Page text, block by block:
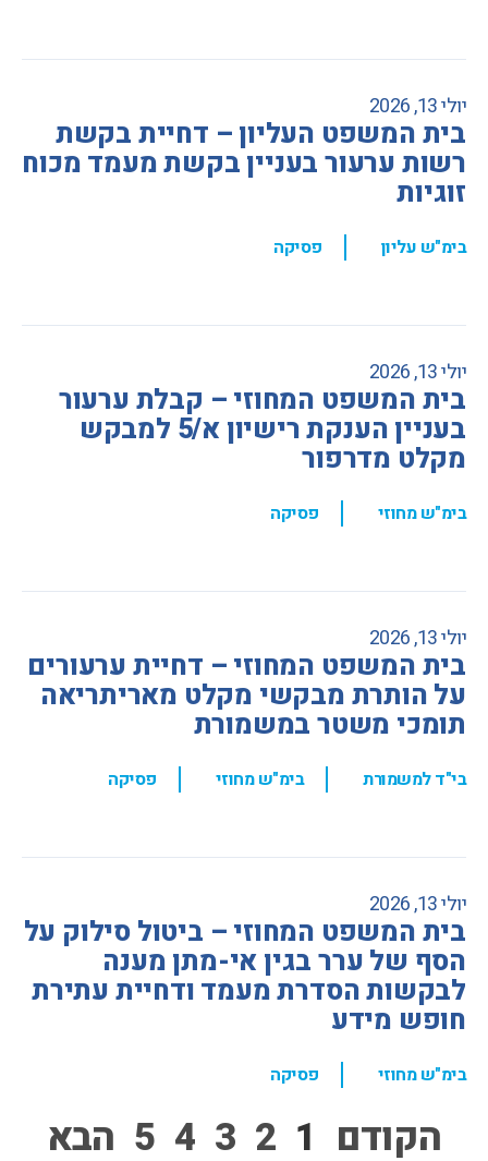
יולי 13, 2026
בית המשפט העליון – דחיית בקשת
רשות ערעור בעניין בקשת מעמד מכוח
זוגיות
בימ"ש עליון , פסיקה
יולי 13, 2026
בית המשפט המחוזי – קבלת ערעור
בעניין הענקת רישיון א/5 למבקש
מקלט מדרפור
בימ"ש מחוזי , פסיקה
יולי 13, 2026
בית המשפט המחוזי – דחיית ערעורים
על הותרת מבקשי מקלט מאריתריאה
תומכי משטר במשמורת
בי"ד למשמורת בימ"ש מחוזי , פסיקה
יולי 13, 2026
בית המשפט המחוזי – ביטול סילוק על
הסף של ערר בגין אי-מתן מענה
לבקשות הסדרת מעמד ודחיית עתירת
חופש מידע
בימ"ש מחוזי , פסיקה
הקודם 1
2
3
4
5 הבא